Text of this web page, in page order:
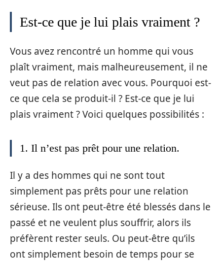
Est-ce que je lui plais vraiment ?
Vous avez rencontré un homme qui vous
plaît vraiment, mais malheureusement, il ne
veut pas de relation avec vous. Pourquoi est-
ce que cela se produit-il ? Est-ce que je lui
plais vraiment ? Voici quelques possibilités :
1. Il n’est pas prêt pour une relation.
Il y a des hommes qui ne sont tout
simplement pas prêts pour une relation
sérieuse. Ils ont peut-être été blessés dans le
passé et ne veulent plus souffrir, alors ils
préfèrent rester seuls. Ou peut-être qu’ils
ont simplement besoin de temps pour se